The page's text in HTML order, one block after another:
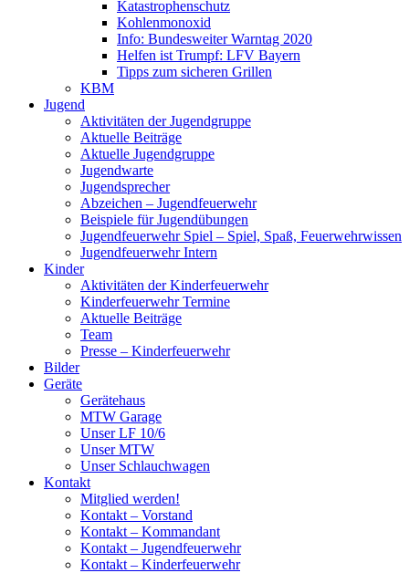
Katastrophenschutz
Kohlenmonoxid
Info: Bundesweiter Warntag 2020
Helfen ist Trumpf: LFV Bayern
Tipps zum sicheren Grillen
KBM
Jugend
Aktivitäten der Jugendgruppe
Aktuelle Beiträge
Aktuelle Jugendgruppe
Jugendwarte
Jugendsprecher
Abzeichen – Jugendfeuerwehr
Beispiele für Jugendübungen
Jugendfeuerwehr Spiel – Spiel, Spaß, Feuerwehrwissen
Jugendfeuerwehr Intern
Kinder
Aktivitäten der Kinderfeuerwehr
Kinderfeuerwehr Termine
Aktuelle Beiträge
Team
Presse – Kinderfeuerwehr
Bilder
Geräte
Gerätehaus
MTW Garage
Unser LF 10/6
Unser MTW
Unser Schlauchwagen
Kontakt
Mitglied werden!
Kontakt – Vorstand
Kontakt – Kommandant
Kontakt – Jugendfeuerwehr
Kontakt – Kinderfeuerwehr